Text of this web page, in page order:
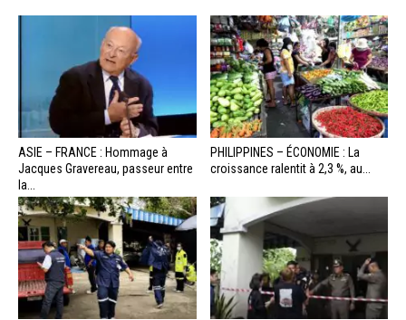
ASIE – FRANCE : Hommage à
Jacques Gravereau, passeur entre
la...
PHILIPPINES – ÉCONOMIE : La
croissance ralentit à 2,3 %, au...